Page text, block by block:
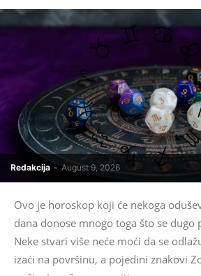
Redakcija - August 9, 2026
Ovo je horoskop koji će nekoga
dana donose mnogo toga što se
Neke stvari više neće moći da se
izaći na površinu, a pojedini znakovi